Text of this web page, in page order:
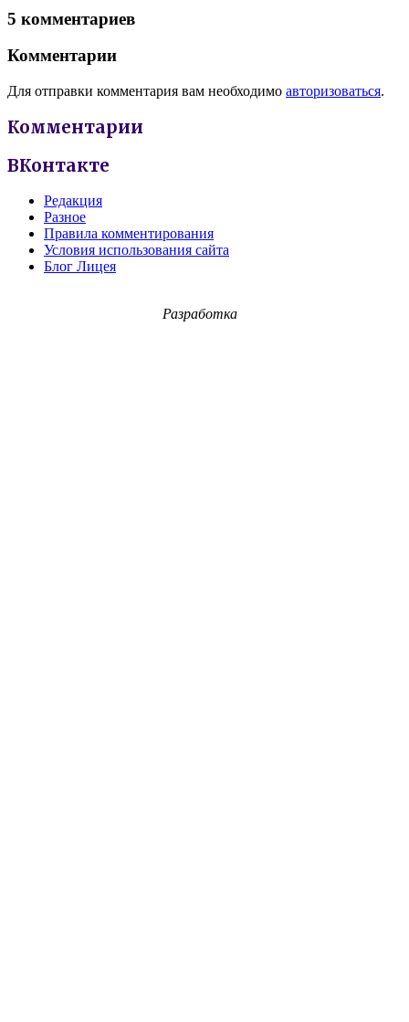
5 комментариев
Комментарии
Для отправки комментария вам необходимо авторизоваться.
Комментарии
ВКонтакте
Редакция
Разное
Правила комментирования
Условия использования сайта
Блог Лицея
Разработка